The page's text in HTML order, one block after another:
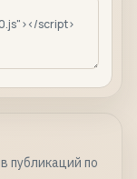
публикаций по